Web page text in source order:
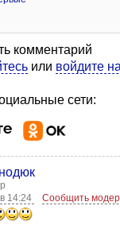
комментарий
или войдите
сети:
14:24
Сообщить